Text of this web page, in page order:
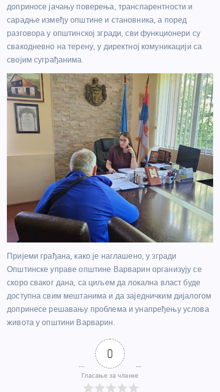
доприносе јачању поверења, транспарентности и
сарадње између општине и становника, а поред
разговора у општинској згради, сви функционери су
свакодневно на терену, у директној комуникацији са
својим суграђанима.
Пријеми грађана, како је наглашено, у згради
Општинске управе општине Варварин организују се
скоро сваког дана, са циљем да локална власт буде
доступна свим мештанима и да заједничким дијалогом
допринесе решавању проблема и унапређењу услова
живота у општини Варварин.
0
Гласање за чланке